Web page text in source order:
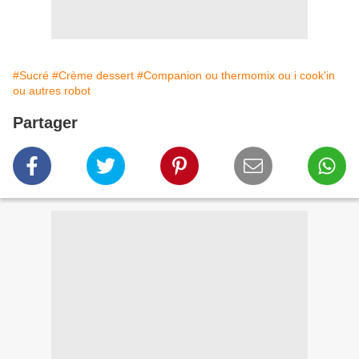
#Sucré #Crème dessert #Companion ou thermomix ou i cook'in
ou autres robot
Partager